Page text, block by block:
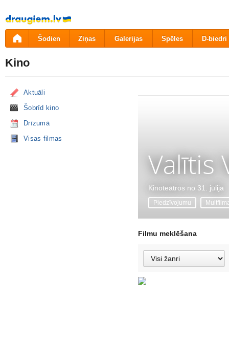
Pāriet
uz
saturu
Šodien Ziņas Galerijas Spēles D-biedri
Kino
Aktuāli
Šobrīd kino
Drīzumā
Visas filmas
Valītis
Kinoteātros no 31. jūlija
Piedzīvojumu
Filmu meklēšana